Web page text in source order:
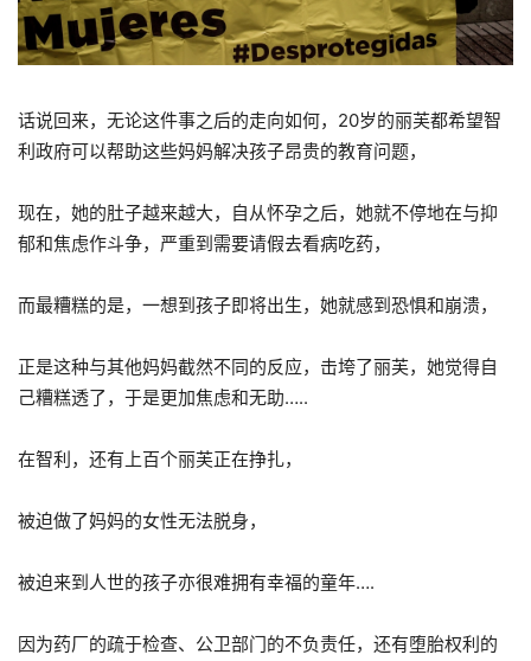
话说回来，无论这件事之后的走向如何，20岁的丽芙都希望智
利政府可以帮助这些妈妈解决孩子昂贵的教育问题，
现在，她的肚子越来越大，自从怀孕之后，她就不停地在与抑
郁和焦虑作斗争，严重到需要请假去看病吃药，
而最糟糕的是，一想到孩子即将出生，她就感到恐惧和崩溃，
正是这种与其他妈妈截然不同的反应，击垮了丽芙，她觉得自
己糟糕透了，于是更加焦虑和无助…..
在智利，还有上百个丽芙正在挣扎，
被迫做了妈妈的女性无法脱身，
被迫来到人世的孩子亦很难拥有幸福的童年….
因为药厂的疏于检查、公卫部门的不负责任，还有堕胎权利的